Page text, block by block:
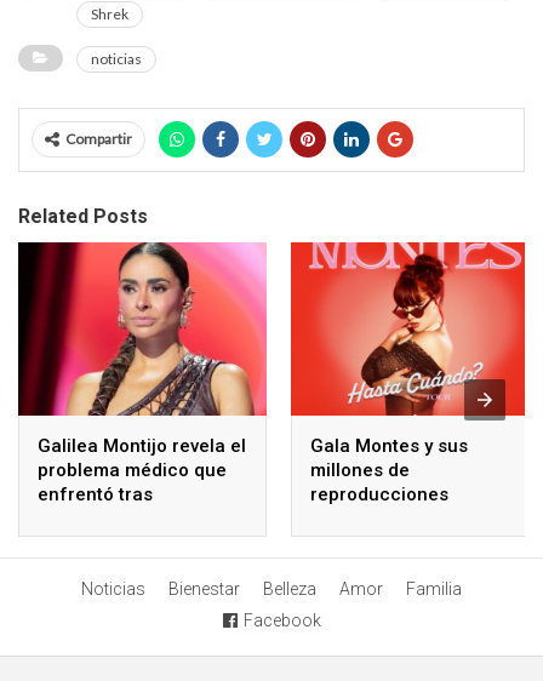
Shrek
noticias
Compartir
Related Posts
Galilea Montijo revela el
problema médico que
enfrentó tras
Gala Montes y sus
millones de
reproducciones
Noticias Bienestar Belleza Amor
Familia
Facebook